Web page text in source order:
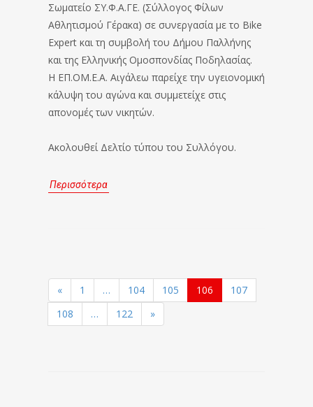
Σωματείο ΣΥ.Φ.Α.ΓΕ. (Σύλλογος Φίλων
Αθλητισμού Γέρακα) σε συνεργασία με το Bike
Expert και τη συμβολή του Δήμου Παλλήνης
και της Ελληνικής Ομοσπονδίας Ποδηλασίας.
Η ΕΠ.ΟΜ.Ε.Α. Αιγάλεω παρείχε την υγειονομική
κάλυψη του αγώνα και συμμετείχε στις
απονομές των νικητών.
Ακολουθεί Δελτίο τύπου του Συλλόγου.
Περισσότερα
« 1 … 104 105 106
107
108
… 122 »